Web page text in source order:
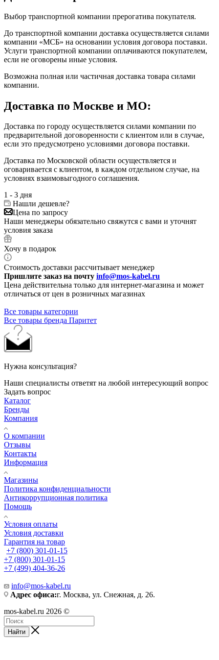
Выбор транспортной компании прерогатива покупателя.
До транспортной компании доставка осуществляется силами
компании «МСБ» на основании условия договора поставки.
Услуги транспортной компании оплачиваются покупателем,
если не оговорены иные условия.
Возможна полная или частичная доставка товара силами
компании.
Доставка по Москве и МО:
Доставка по городу осуществляется силами компании по
предварительной договоренности с клиентом или в случае,
если это предусмотрено условиями договора поставки.
Доставка по Московской области осуществляется и
оговаривается с клиентом, в каждом отдельном случае, на
условиях взаимовыгодного соглашения.
1 - 3 дня
Нашли дешевле?
Цена по запросу
Наши менеджеры обязательно свяжутся с вами и уточнят
условия заказа
Хочу в подарок
Стоимость доставки рассчитывает менеджер
Пришлите заказ на почту info@mos-kabel.ru
Цена действительна только для интернет-магазина и может
отличаться от цен в розничных магазинах
Все товары категории
Все товары бренда Паритет
Нужна консультация?
Наши специалисты ответят на любой интересующий вопрос
Задать вопрос
Каталог
Бренды
Компания
О компании
Отзывы
Контакты
Информация
Магазины
Политика конфиденциальности
Антикоррупционная политика
Помощь
Условия оплаты
Условия доставки
Гарантия на товар
+7 (800) 301-01-15
+7 (800) 301-01-15
+7 (499) 404-36-26
info@mos-kabel.ru
Адрес офиса:г. Москва, ул. Снежная, д. 26.
mos-kabel.ru 2026 ©
Найти